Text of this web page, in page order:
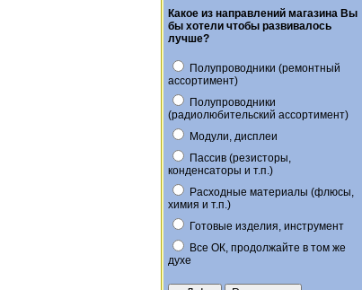
Какое из направлений магазина Вы
бы хотели чтобы развивалось
лучше?
Полупроводники (ремонтный
ассортимент)
Полупроводники
(радиолюбительский ассортимент)
Модули, дисплеи
Пассив (резисторы,
конденсаторы и т.п.)
Расходные материалы (флюсы,
химия и т.п.)
Готовые изделия, инструмент
Все ОК, продолжайте в том же
духе